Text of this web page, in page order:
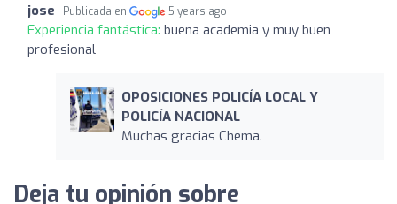
jose Publicada en 5 years ago
Experiencia fantástica: buena academia y muy buen
profesional
OPOSICIONES POLICÍA LOCAL Y
POLICÍA NACIONAL
Muchas gracias Chema.
Deja tu opinión sobre